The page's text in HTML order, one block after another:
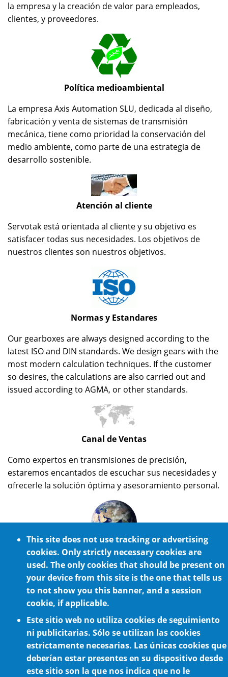
la empresa y la creación de valor para empleados,
clientes, y proveedores.
Política medioambiental
La empresa Axis Automation SLU, dedicada al diseño,
fabricación y venta de sistemas de transmisión
mecánica, tiene como prioridad la conservación del
medio ambiente, como parte de una estrategia de
desarrollo sostenible.
Atención al cliente
Servotak está orientada al cliente y su objetivo es
satisfacer todas sus necesidades. Los objetivos de
nuestros clientes son nuestros objetivos.
Normas y Estandares
Our gearboxes are always designed according to the
latest ISO and DIN standards. We design gears with the
most modern calculation techniques. If the customer
so desires, the calculations are also carried out and
issued according to AGMA, or other standards.
Canal de Ventas
Como expertos en transmisiones de precisión,
estaremos encantados de escuchar sus necesidades y
ofrecerle la solución óptima y asesoramiento personal.
Servotak en el Mundo
Desde nuestras oficinas estratégicamente situadas en
España, atendemos a clientes de todo el mundo.
Política de cookies
This site does not use tracking or advertising
cookies. Only strictly necessary cookies are
used. The only cookies that should be present on
your device from this site is the one that tells us
to not show you this banner, and a session
cookie, if applicable.
Este sitio web no utiliza cookies de seguimiento
ni publicitarias. Sólo se utilizan las cookies
estrictamente necesarias. Las únicas cookies que
deberían estar presentes en su dispositivo desde
este sitio son la que nos indica que no le